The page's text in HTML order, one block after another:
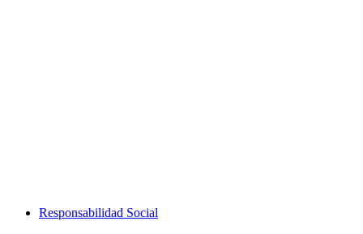
Responsabilidad Social